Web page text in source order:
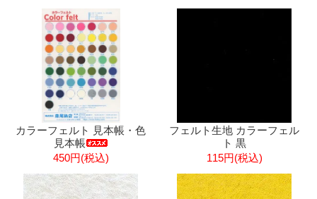
カラーフェルト 見本帳・色
見本帳
450円(税込)
フェルト生地 カラーフェル
ト 黒
115円(税込)